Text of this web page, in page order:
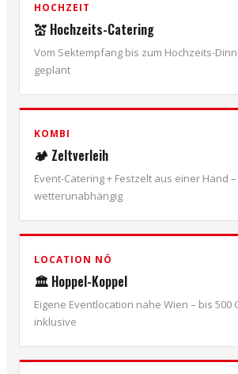
HOCHZEIT
💒 Hochzeits-Catering
Vom Sektempfang bis zum Hochzeits-
geplant
KOMBI
🏕️ Zeltverleih
Event-Catering + Festzelt aus einer Hand –
wetterunabhängig
LOCATION NÖ
🏛️ Hoppel-Koppel
Eigene Eventlocation nahe Wien – bis 500
inklusive